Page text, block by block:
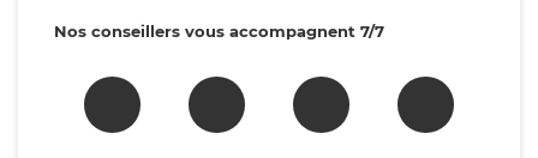
Nos conseillers vous accompagnent 7/7